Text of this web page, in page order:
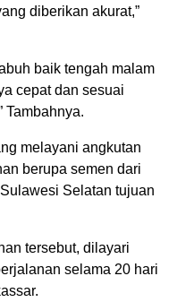
diberikan akurat,”
baik tengah malam
cepat dan sesuai
Tambahnya.
melayani angkutan
berupa semen dari
Selatan tujuan
tersebut, dilayari
selama 20 hari